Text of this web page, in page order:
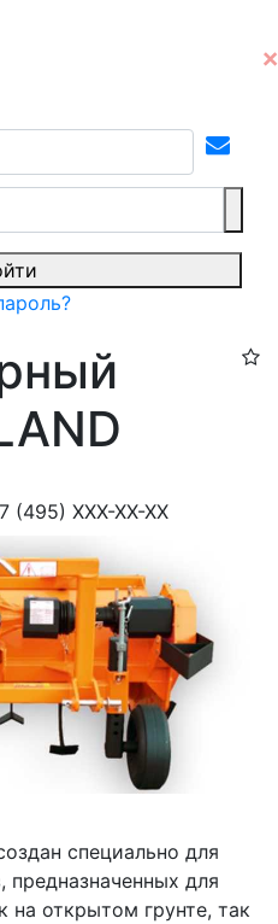
(495) XXX-XX-XX
специально для
предназначенных для
открытом грунте, так